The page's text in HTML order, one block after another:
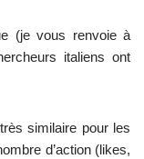
(je vous renvoie à
italiens ont
similaire pour les
d’action (likes,